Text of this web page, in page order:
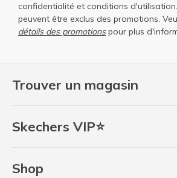
Trouver un magasin
Skechers VIP⭐
Shop
confidentialité et conditions d'utilisation
peuvent être exclus des promotions.
détails des promotionspour plus